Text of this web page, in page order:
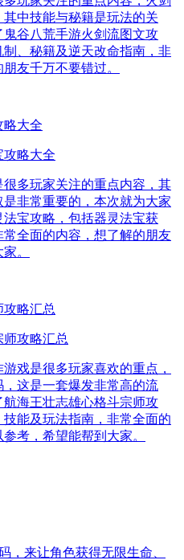
中技能与秘籍是玩法的关
谷八荒手游火剑流图文攻
、秘籍及逆天改命指南，非
友千万不要错过。
略大全
多玩家关注的重点内容，其
非常重要的，本次就为大家
宝攻略，包括器灵法宝获
全面的内容，想了解的朋友
。
略汇总
戏是很多玩家喜欢的重点，
这是一套爆发非常高的流
海王壮志雄心格斗宗师攻
能及玩法指南，非常全面的
考，希望能帮到大家。
，来让角色获得无限生命、